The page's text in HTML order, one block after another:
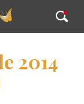
2014